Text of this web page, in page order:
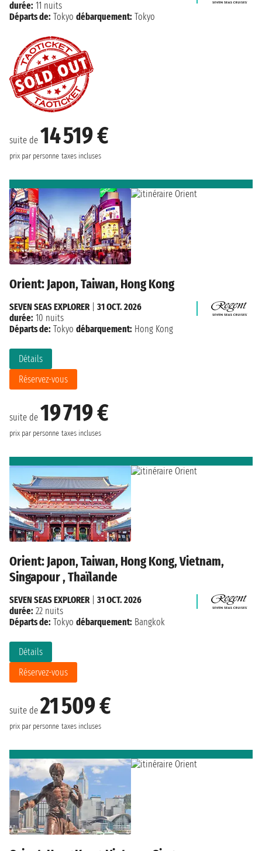
suite de 14 519 €
prix par personne taxes incluses
durée: 11 nuits
Départs de: Tokyo débarquement: Tokyo
Orient: Japon, Taiwan, Hong Kong
suite de 19 719 €
prix par personne taxes incluses
Détails
Réservez-vous
SEVEN SEAS EXPLORER
31 OCT. 2026
durée: 10 nuits
Départs de: Tokyo débarquement: Hong Kong
Orient: Japon, Taiwan, Hong Kong, Vietnam,
Singapour , Thaïlande
suite de 21 509 €
prix par personne taxes incluses
Détails
Réservez-vous
SEVEN SEAS EXPLORER| 31 OCT. 2026
durée: 22 nuits
Départs de: Tokyo débarquement: Bangkok